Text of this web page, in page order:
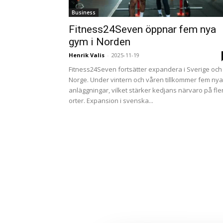
Business
Fitness24Seven öppnar fem nya
gym i Norden
Henrik Valis - 2025-11-19
Fitness24Seven fortsätter expandera i Sverige och
Norge. Under vintern och våren tillkommer fem nya
anläggningar, vilket stärker kedjans närvaro på
orter. Expansion i svenska...